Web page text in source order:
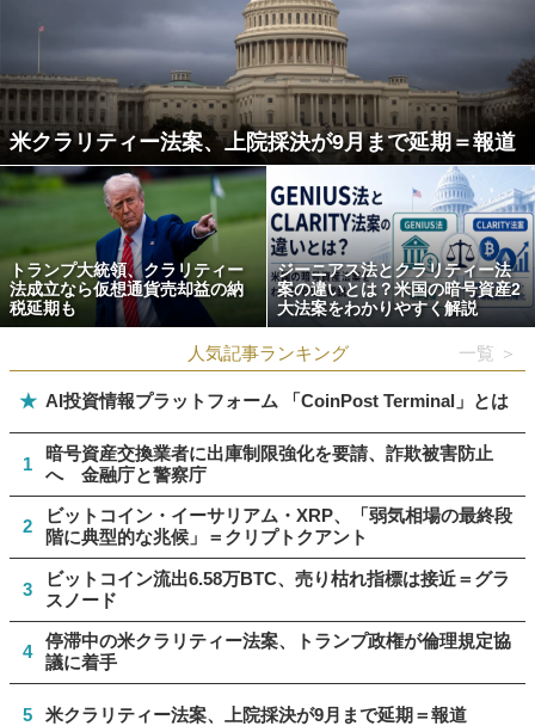
米クラリティー法案、上院採決が9月まで延期＝報道
トランプ大統領、クラリティー
法成立なら仮想通貨売却益の納
税延期も
ジーニアス法とクラリティー法
案の違いとは？米国の暗号資産2
大法案をわかりやすく解説
人気記事ランキング 一覧 ＞
★ AI投資情報プラットフォーム 「CoinPost Terminal」とは
1
暗号資産交換業者に出庫制限強化を要請、詐欺被害防止
へ 金融庁と警察庁
2
ビットコイン・イーサリアム・XRP、「弱気相場の最終段
階に典型的な兆候」＝クリプトクアント
3
ビットコイン流出6.58万BTC、売り枯れ指標は接近＝グラ
スノード
4
停滞中の米クラリティー法案、トランプ政権が倫理規定協
議に着手
5 米クラリティー法案、上院採決が9月まで延期＝報道